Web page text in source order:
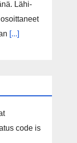
Lähi-
[...]
code is